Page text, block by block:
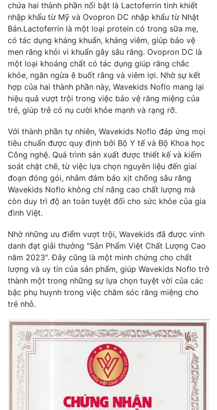
Tư vấn
Chuyên mục khác
Emagazine Podcast
Photo Infographic
Video Shorts video
VTV Sức khoẻ Bất động sản
Thị trường 24h Tấm lòng Việt
VTV4 Vươn mình bằng AI
VTV9 VTV8
Liên hệ tòa soạn English
Theo dõi báo trên
Cơ quan chủ quản:
Đài Truyền hình Việt Nam
Cơ quan báo chí:
Thời báo VTV
Giấy phép hoạt động báo in và báo điện tử số 483/GP-BTTTT
cấp ngày 29/12/2023
chứa hai thành phần nổi bật là Lactoferrin tinh khiết
nhập khẩu từ Mỹ và Ovopron DC nhập khẩu từ Nhật
Bản.Lactoferrin là một loại protein có trong sữa mẹ,
có tác dụng kháng khuẩn, kháng viêm, giúp bảo vệ
men răng khỏi vi khuẩn gây sâu răng. Ovopron DC là
một loại khoáng chất có tác dụng giúp răng chắc
khỏe, ngăn ngừa ê buốt răng và viêm lợi. Nhờ sự kết
hợp của hai thành phần này, Wavekids Noflo mang lại
hiệu quả vượt trội trong việc bảo vệ răng miệng của
trẻ, giúp trẻ có nụ cười khỏe mạnh và rạng rỡ.
Với thành phần tự nhiên, Wavekids Noflo đáp ứng mọi
tiêu chuẩn được quy định bởi Bộ Y tế và Bộ Khoa học
Công nghệ. Quá trình sản xuất được thiết kế và kiểm
soát chặt chẽ, từ việc lựa chọn nguyên liệu đến giai
đoạn đóng gói, nhằm đảm bảo xịt chống sâu răng
Wavekids Noflo không chỉ nâng cao chất lượng mà
còn duy trì độ an toàn tuyệt đối cho sức khỏe của gia
đình Việt.
Nhờ những ưu điểm vượt trội, Wavekids đã được vinh
danh đạt giải thưởng "Sản Phẩm Việt Chất Lượng Cao
năm 2023". Đây cũng là một minh chứng cho chất
lượng và uy tín của sản phẩm, giúp Wavekids Noflo trở
thành một trong những sự lựa chọn tuyệt vời của các
bậc phụ huynh trong việc chăm sóc răng miệng cho
trẻ nhỏ.